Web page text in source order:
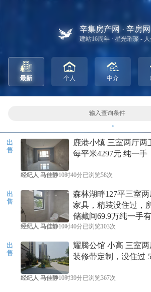
辛集房产网 · 辛房
建站16周年 · 星光璀璨 - 人
最新 个人 中介
输入查询条件
出
售
鹿港小镇 三室两厅两
每平米4297元 纯一手
经纪人 马佳静10时40分已浏览58次
出
售
森林湖畔127平三室
家具，精装没住过，
储藏间69.9万纯一手
经纪人 马佳静10时40分已浏览103次
出
售
耀腾公馆 小高 三室
装修带定制，没住过
经纪人 马佳静10时39分已浏览367次